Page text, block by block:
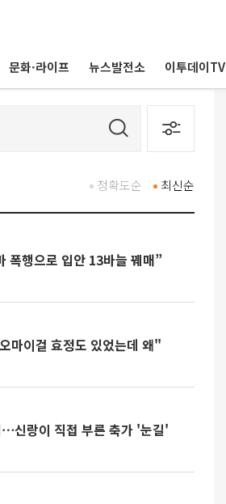
문화·라이프 뉴스발전소 이투데이TV
최신순
정확도순
폭행으로 입안 13바늘 꿰매”
마이걸 효정도 있었는데 왜"
신랑이 직접 부른 축가 '눈길'